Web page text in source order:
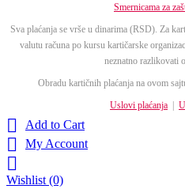
Smernicama za
Sva plaćanja se vrše u dinarima (RSD). Za
valutu računa po kursu kartičarske
neznatno razlikovati
Obradu kartičnih plaćanja na ovom
Uslovi plaćanja
 Add to Cart
 My Account

Wishlist (0)